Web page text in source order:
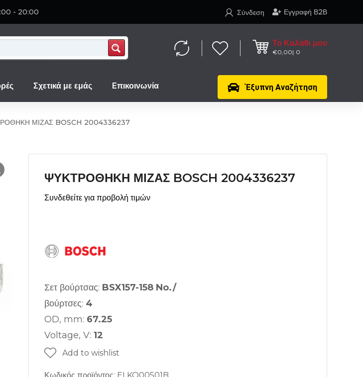
- 20:00 Εγγραφή Β2Β
Σύνδεση
Το Καλάθι μου
€0,00 0
Έξυπνη Αναζήτηση
Σχετικά με εμάς Eπικοινωνία
ΜΙΖΑΣ BOSCH 2004336237
ΨΥΚΤΡΟΘΗΚΗ ΜΙΖΑΣ BOSCH 2004336237
Συνδεθείτε για προβολή τιμών
Σετ βούρτσας: BSX157-158 No./
βούρτσες: 4
OD, mm: 67.25
Voltage, V: 12
Add to wishlist